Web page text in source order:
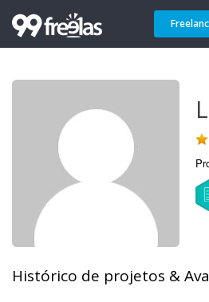
Histórico de projetos &